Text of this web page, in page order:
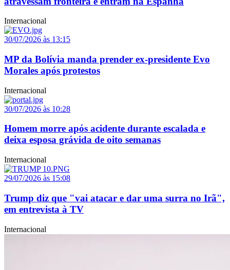
Internacional
30/07/2026 às 13:15
MP da Bolívia manda prender ex-presidente Evo
Morales após protestos
Internacional
30/07/2026 às 10:28
Homem morre após acidente durante escalada e
deixa esposa grávida de oito semanas
Internacional
29/07/2026 às 15:08
Trump diz que "vai atacar e dar uma surra no Irã",
em entrevista à TV
Internacional